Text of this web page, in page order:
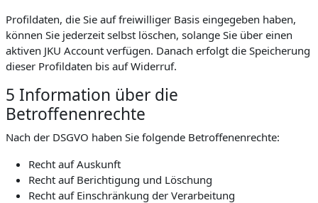
Profildaten, die Sie auf freiwilliger Basis eingegeben haben,
können Sie jederzeit selbst löschen, solange Sie über einen
aktiven JKU Account verfügen. Danach erfolgt die Speicherung
dieser Profildaten bis auf Widerruf.
5 Information über die
Betroffenenrechte
Nach der DSGVO haben Sie folgende Betroffenenrechte:
Recht auf Auskunft
Recht auf Berichtigung und Löschung
Recht auf Einschränkung der Verarbeitung